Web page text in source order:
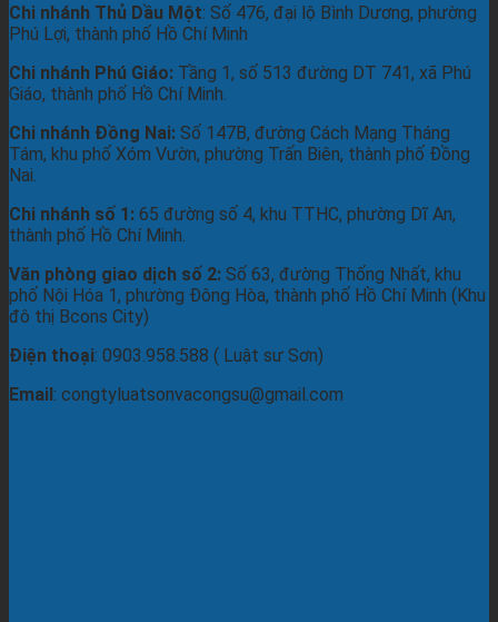
Chi nhánh Thủ Dầu Một: Số 476, đại lộ Bình Dương, phường
Phú Lợi, thành phố Hồ Chí Minh
Chi nhánh Phú Giáo: Tầng 1, số 513 đường DT 741, xã Phú
Giáo, thành phố Hồ Chí Minh.
Chi nhánh Đồng Nai: Số 147B, đường Cách Mạng Tháng
Tám, khu phố Xóm Vườn, phường Trấn Biên, thành phố Đồng
Nai.
Chi nhánh số 1: 65 đường số 4, khu TTHC, phường Dĩ An,
thành phố Hồ Chí Minh.
Văn phòng giao dịch số 2: Số 63, đường Thống Nhất, khu
phố Nội Hóa 1, phường Đông Hòa, thành phố Hồ Chí Minh (Khu
đô thị Bcons City)
Điện thoại: 0903.958.588 ( Luật sư Sơn)
Email: congtyluatsonvacongsu@gmail.com